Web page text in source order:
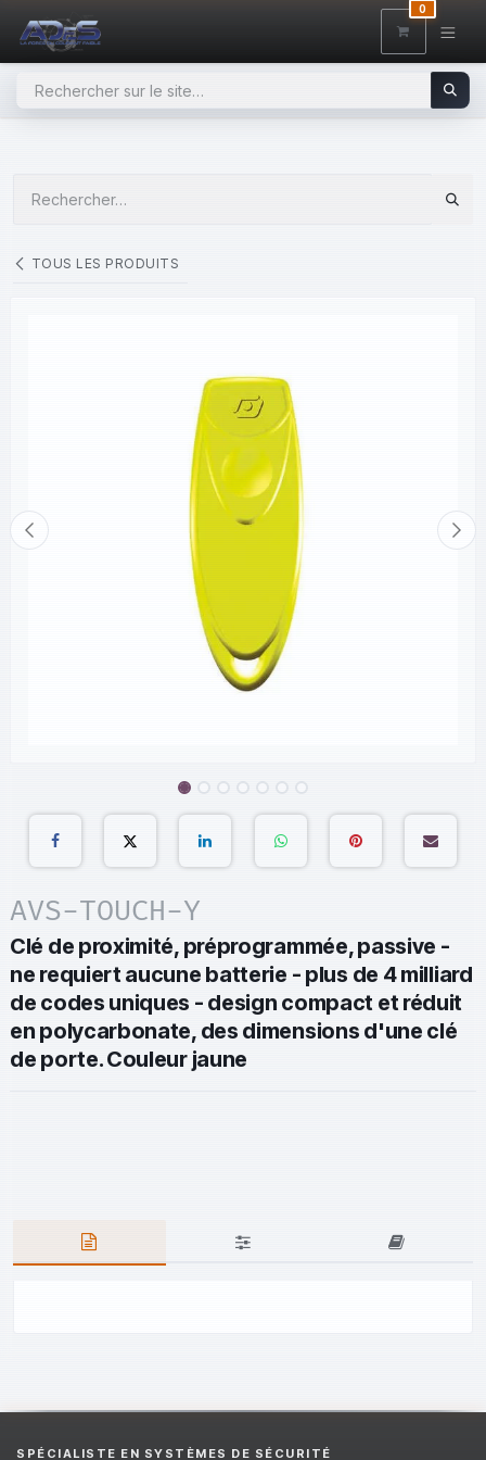
0
TOUS LES PRODUITS
AVS-TOUCH-Y
Clé de proximité, préprogrammée, passive -
ne requiert aucune batterie - plus de 4 milliard
de codes uniques - design compact et réduit
en polycarbonate, des dimensions d'une clé
de porte. Couleur jaune
SPÉCIALISTE EN SYSTÈMES DE SÉCURITÉ